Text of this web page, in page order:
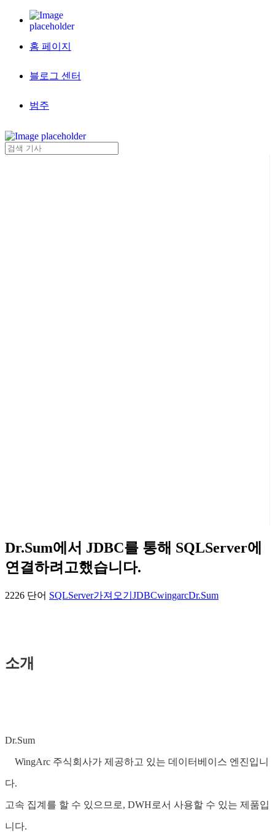
홈 페이지
블로그 센터
범주
Dr.Sum에서 JDBC를 통해 SQLServer에
연결하려고했습니다.
2226 단어 SQLServer가져오기 JDBCwingarcDr.Sum
소개
Dr.Sum
WingArc 주식회사가 제공하고 있는 데이터베이스 엔진입니
다.
고속 집계를 할 수 있으므로, DWH로서 사용할 수 있는 제품입
니다.